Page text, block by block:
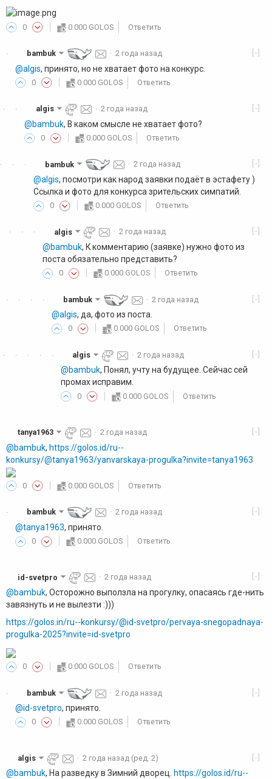
0 0.000 GOLOS Ответить
· [-]
bambuk · 2 года назад
@algis, принято, но не хватает фото на конкурс.
0 0.000 GOLOS Ответить
·
· [-]
algis ·2 года назад
@bambuk, В каком смысле не хватает фото?
0 0.000 GOLOS Ответить
·
·
· [-]
bambuk · 2 года назад
@algis, посмотри как народ заявки подаёт в эстафету )
Ссылка и фото для конкурса зрительских симпатий.
0 0.000 GOLOS Ответить
·
·
· [-]
algis ·2 года назад
@bambuk, К комментарию (заявке) нужно фото из
поста обязательно представить?
0 0.000 GOLOS Ответить
·
·
·
· [-]
bambuk · 2 года назад
@algis, да, фото из поста.
0 0.000 GOLOS Ответить
·
·
·
·
· [-]
algis ·2 года назад
@bambuk, Понял, учту на будущее. Сейчас сей
промах исправим.
0 0.000 GOLOS Ответить
[-]
tanya1963 ·2 года назад
@bambuk, https://golos.id/ru--
konkursy/@tanya1963/yanvarskaya-progulka?invite=tanya1963
0 0.000 GOLOS Ответить
· [-]
bambuk · 2 года назад
@tanya1963, принято.
0 0.000 GOLOS Ответить
[-]
id-svetpro ·2 года назад
@bambuk, Осторожно выползла на прогулку, опасаясь где-нить
завязнуть и не вылезти :)))
https://golos.in/ru--konkursy/@id-svetpro/pervaya-snegopadnaya-
progulka-2025?invite=id-svetpro
0 0.000 GOLOS Ответить
· [-]
bambuk · 2 года назад
@id-svetpro, принято.
0 0.000 GOLOS Ответить
[-]
algis ·2 года назад (ред. 2)
@bambuk, На разведку в Зимний дворец. https://golos.id/ru--